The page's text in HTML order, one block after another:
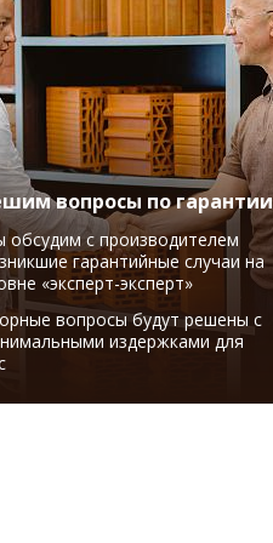
вопросы по гарантии
обсудим с производителем
гарантийные случаи на
«эксперт-эксперт»
вопросы будут решены с
издержками для